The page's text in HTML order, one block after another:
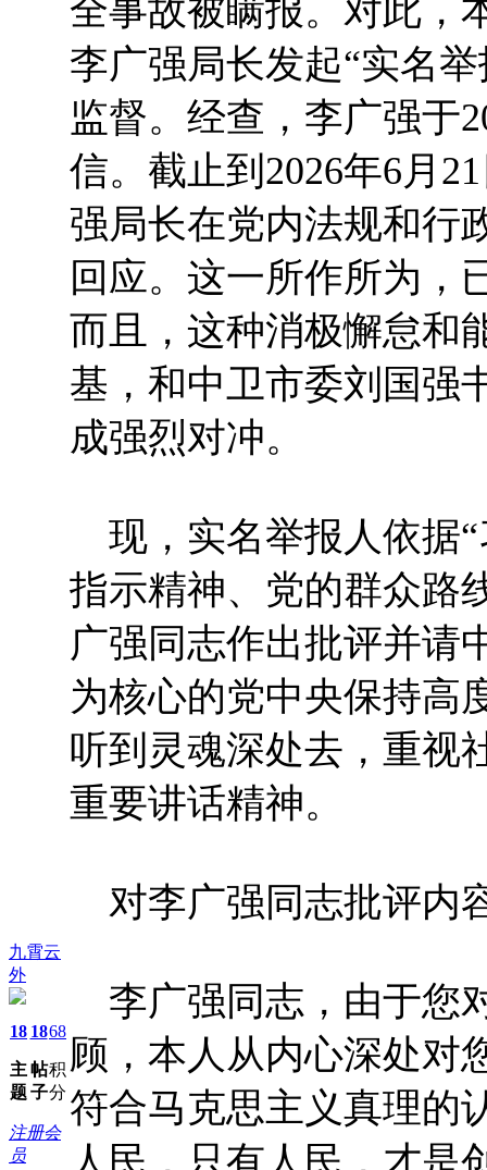
九霄云
外
18
主
题
18
帖
子
68
积
分
注册会
员
全事故被瞒报。对此，
李广强局长发起“实名
监督。经查，李广强于
信。截止到2026年6月
强局长在党内法规和行
回应。这一所作所为，
而且，这种消极懈怠和
基，和中卫市委刘国强
成强烈对冲。
现，实名举报人依据
指示精神、党的群众路
广强同志作出批评并请
为核心的党中央保持高
听到灵魂深处去，重视
重要讲话精神。
对李广强同志批评内
李广强同志，由于您
顾，本人从内心深处对
符合马克思主义真理的
人民，只有人民，才是